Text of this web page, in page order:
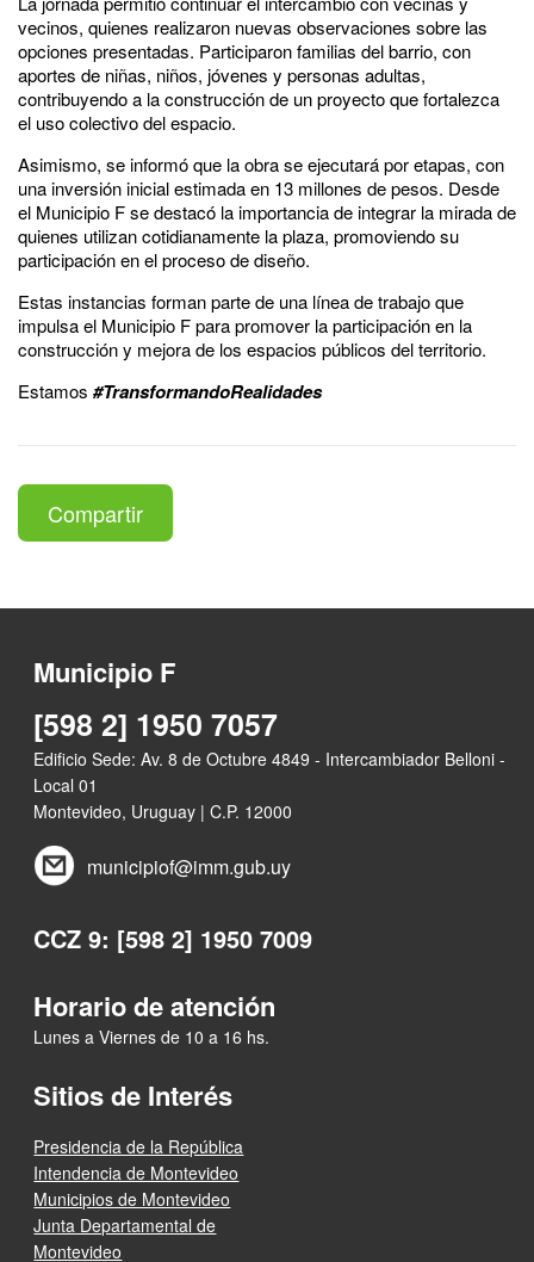
vecinos, quienes realizaron nuevas observaciones sobre las
opciones presentadas. Participaron familias del barrio, con
aportes de niñas, niños, jóvenes y personas adultas,
contribuyendo a la construcción de un proyecto que fortalezca
el uso colectivo del espacio.
Asimismo, se informó que la obra se ejecutará por etapas, con
una inversión inicial estimada en 13 millones de pesos. Desde
el Municipio F se destacó la importancia de integrar la mirada de
quienes utilizan cotidianamente la plaza, promoviendo su
participación en el proceso de diseño.
Estas instancias forman parte de una línea de trabajo que
impulsa el Municipio F para promover la participación en la
construcción y mejora de los espacios públicos del territorio.
Estamos #TransformandoRealidades
Compartir
Municipio F
[598 2] 1950 7057
Edificio Sede: Av. 8 de Octubre 4849 - Intercambiador Belloni -
Local 01
Montevideo, Uruguay | C.P. 12000
municipiof@imm.gub.uy
CCZ 9: [598 2] 1950 7009
Horario de atención
Lunes a Viernes de 10 a 16 hs.
Sitios de Interés
Presidencia de la República
Intendencia de Montevideo
Municipios de Montevideo
Junta Departamental de
Montevideo